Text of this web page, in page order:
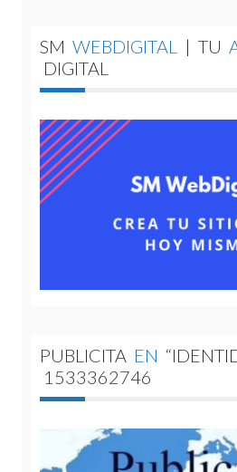
SM WEBDIGITAL | TU
DIGITAL
PUBLICITA EN
1533362746